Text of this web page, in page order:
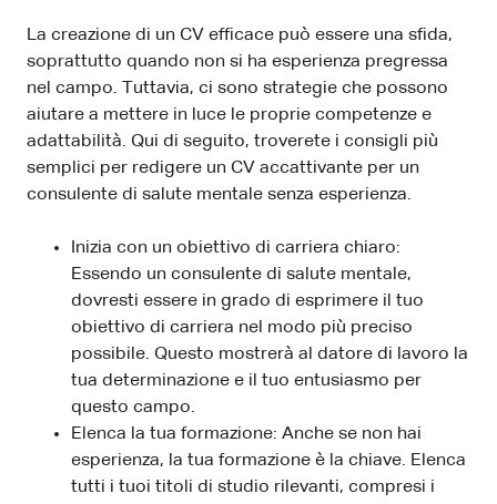
La creazione di un CV efficace può essere una sfida,
soprattutto quando non si ha esperienza pregressa
nel campo. Tuttavia, ci sono strategie che possono
aiutare a mettere in luce le proprie competenze e
adattabilità. Qui di seguito, troverete i consigli più
semplici per redigere un CV accattivante per un
consulente di salute mentale senza esperienza.
Inizia con un obiettivo di carriera chiaro:
Essendo un consulente di salute mentale,
dovresti essere in grado di esprimere il tuo
obiettivo di carriera nel modo più preciso
possibile. Questo mostrerà al datore di lavoro la
tua determinazione e il tuo entusiasmo per
questo campo.
Elenca la tua formazione: Anche se non hai
esperienza, la tua formazione è la chiave. Elenca
tutti i tuoi titoli di studio rilevanti, compresi i